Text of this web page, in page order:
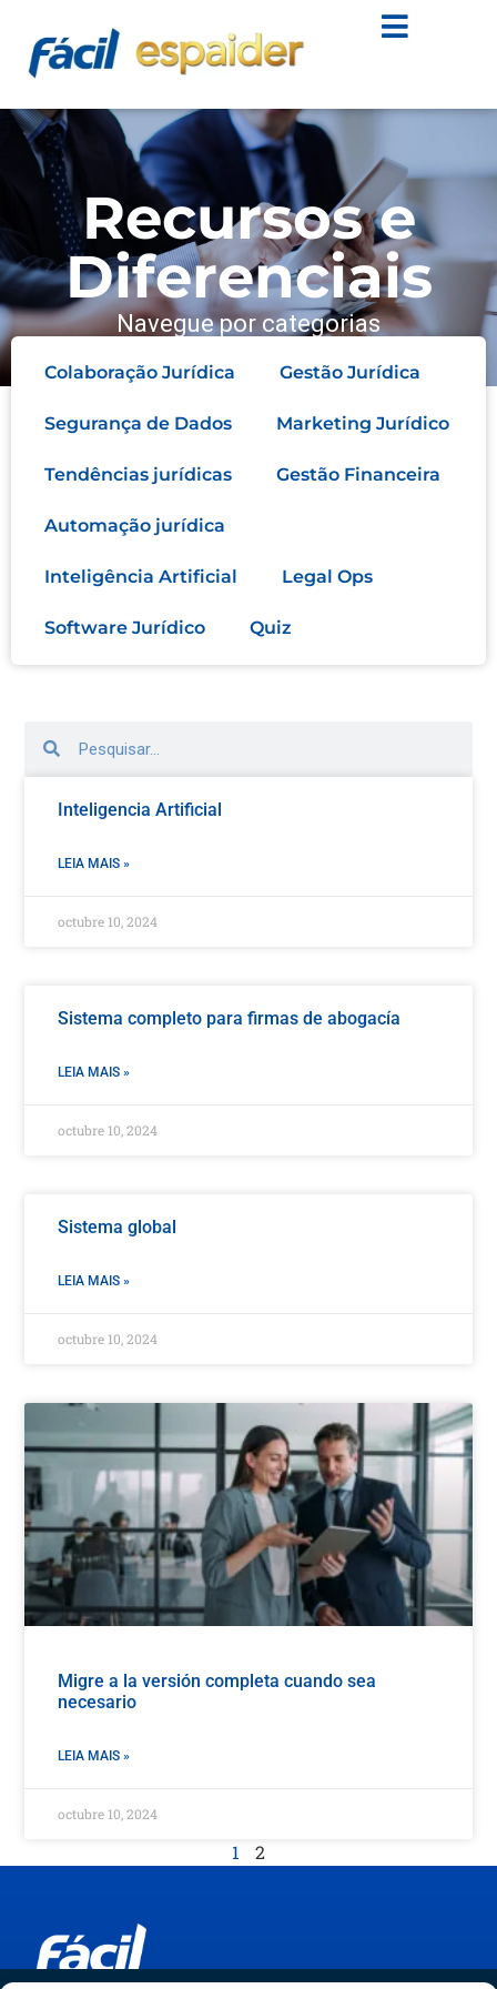
Recursos e
Diferenciais
Navegue por categorias
Colaboração Jurídica Gestão Jurídica
Segurança de Dados Marketing Jurídico
Tendências jurídicas Gestão Financeira
Automação jurídica
Inteligência Artificial Legal Ops
Software Jurídico Quiz
Inteligencia Artificial
LEIA MAIS »
octubre 10, 2024
Sistema completo para firmas de abogacía
LEIA MAIS »
octubre 10, 2024
Sistema global
LEIA MAIS »
octubre 10, 2024
Migre a la versión completa cuando sea
necesario
LEIA MAIS »
octubre 10, 2024
1 2